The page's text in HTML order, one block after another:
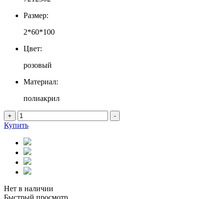
Размер:
2*60*100
Цвет:
розовый
Материал:
полиакрил
+ -
Купить
Нет в наличии